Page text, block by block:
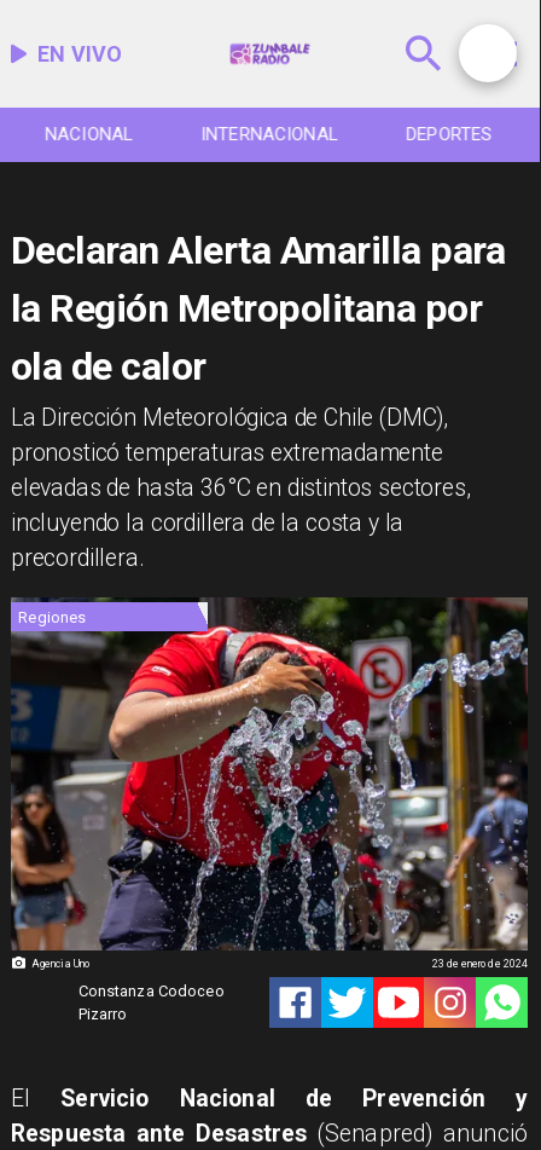
EN VIVO
NACIONAL INTERNACIONAL DEPORTES
Declaran Alerta Amarilla para
la Región Metropolitana por
ola de calor
La Dirección Meteorológica de Chile (DMC),
pronosticó temperaturas extremadamente
elevadas de hasta 36°C en distintos sectores,
incluyendo la cordillera de la costa y la
precordillera.
Agencia Uno
Regiones
Constanza Codoceo
Pizarro
23 de enero de 2024
El Servicio Nacional de Prevención y
Respuesta ante Desastres (Senapred) anunció